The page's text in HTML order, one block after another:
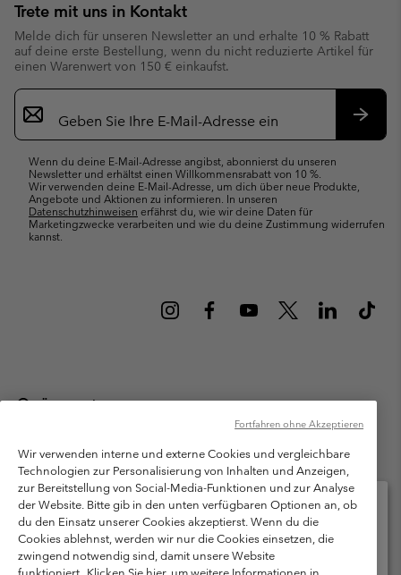
Trete mit uns in Kontakt
Melde dich für unseren Newsletter an und erhalte 10 % Rabatt
auf deine erste Bestellung, wenn du nicht reduzierte Artikel für
einen Warenwert von 150 € einkaufst.
Newsletter-
Anmeldung
Wenn du deine E-Mail-Adresse angibst, abonnierst du unseren
Newsletter und erhältst einen Willkommensrabatt von 10 %.
Wir verwenden deine E-Mail-Adresse, um dich über neue Produkte,
Angebote und Aktionen zu informieren. In unseren
Datenschutzhinweisen erfährst du, wie wir deine Daten für
Marketingzwecke verarbeiten und wie du deine Zustimmung widerrufen
kannst.
Österreich
Columbia Sportswear Austria GmbH. Moosfeldstraße 1, 5101
Bergheim, Salzburg Österreich. Alle Rechte vorbehalten.
Nutzungsbedingungen
Allgemeine Verkaufsbedingungen
Garantie
Datenschutzerklärung
Bestimmungen und Bedingungen des Mitglieder Programms
Nutzungsbedingungen Für Nutzergenerierte Inhalte
Wir verwenden interne und externe Cookies und vergleichbare
Technologien zur Personalisierung von Inhalten und Anzeigen,
zur Bereitstellung von Social-Media-Funktionen und zur Analyse
der Website. Bitte gib in den unten verfügbaren Optionen an, ob
du den Einsatz unserer Cookies akzeptierst. Wenn du die
Cookies ablehnst, werden wir nur die Cookies einsetzen, die
zwingend notwendig sind, damit unsere Website
Fortfahren ohne Akzeptieren
Bitte wählen Sie Ihr Lieferland und Ihre Sprache
Online-Einkauf verfügbar